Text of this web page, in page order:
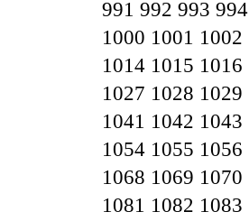
991 992 993 994
1000 1001 1002
1014 1015 1016
1027 1028 1029
1041 1042 1043
1054 1055 1056
1068 1069 1070
1081 1082 1083